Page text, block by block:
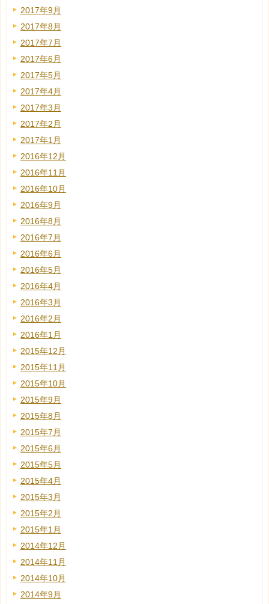
2017年9月
2017年8月
2017年7月
2017年6月
2017年5月
2017年4月
2017年3月
2017年2月
2017年1月
2016年12月
2016年11月
2016年10月
2016年9月
2016年8月
2016年7月
2016年6月
2016年5月
2016年4月
2016年3月
2016年2月
2016年1月
2015年12月
2015年11月
2015年10月
2015年9月
2015年8月
2015年7月
2015年6月
2015年5月
2015年4月
2015年3月
2015年2月
2015年1月
2014年12月
2014年11月
2014年10月
2014年9月